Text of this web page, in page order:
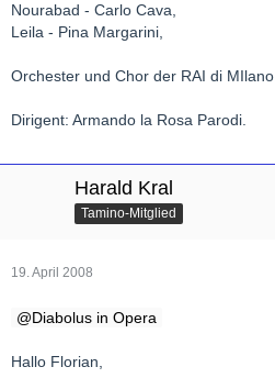
Nourabad - Carlo Cava,
Leila - Pina Margarini,
Orchester und Chor der RAI di MIlano
Dirigent: Armando la Rosa Parodi.
Harald Kral
Tamino-Mitglied
19. April 2008
Diabolus in Opera
Hallo Florian,